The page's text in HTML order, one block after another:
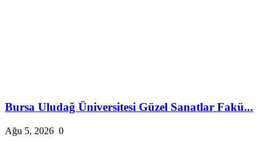
Bursa Uludağ Üniversitesi Güzel Sanatlar Fakü...
Ağu 5, 2026 0